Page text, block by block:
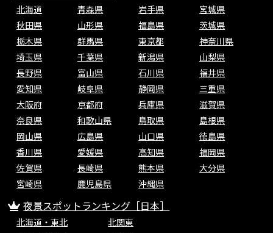
北海道 青森県 岩手県
宮城県
秋田県
山形県 福島県
茨城県
栃木県
群馬県 東京都
神奈川県
埼玉県
千葉県 新潟県
山梨県
長野県
富山県 石川県
福井県
愛知県
岐阜県 静岡県
三重県
大阪府
京都府 兵庫県
滋賀県
奈良県
和歌山県 鳥取県
島根県
岡山県
広島県 山口県
徳島県
香川県
愛媛県 高知県
福岡県
佐賀県
長崎県 熊本県
大分県
宮崎県
鹿児島県 沖縄県
夜景スポットランキング［日本］
北海道・東北
北関東